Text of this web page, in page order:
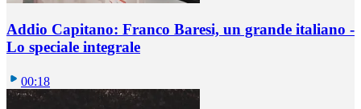
Addio Capitano: Franco Baresi, un grande italiano -
Lo speciale integrale
00:18